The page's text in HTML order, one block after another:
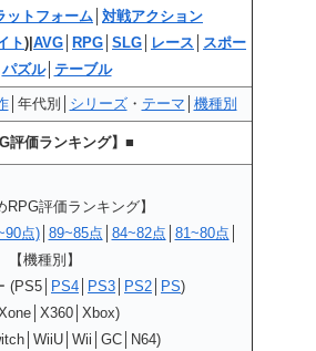
ットフォーム 対戦アクション
ト)| AVG RPG SLG レース
スポー
パズル│ テーブル
│年代別│ シリーズ・ テーマ 機種別
評価ランキング】■
RPG評価ランキング】
点)│ 89~85点 84~82点 81~80点
【機種別】
(PS5│
PS4 PS3 PS2 PS)